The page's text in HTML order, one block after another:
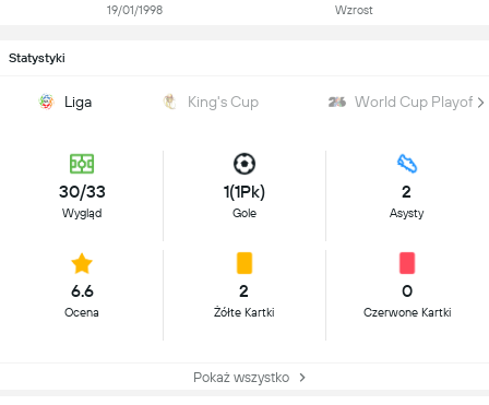
19/01/1998 Wzrost
Statystyki
Liga King's Cup World Cup Playoff
30/33
Wygląd
1(1Pk)
Gole
2
Asysty
6.6
Ocena
2
Żółte Kartki
0
Czerwone Kartki
Pokaż wszystko